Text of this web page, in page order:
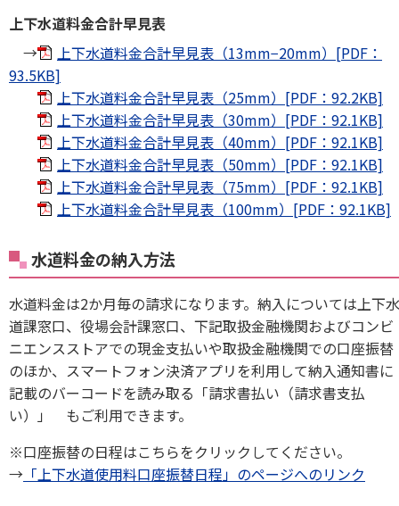
上下水道料金合計早見表
→
上下水道料金合計早見表（13mm−20mm）[PDF：
93.5KB]
上下水道料金合計早見表（25mm）[PDF：92.2KB]
上下水道料金合計早見表（30mm）[PDF：92.1KB]
上下水道料金合計早見表（40mm）[PDF：92.1KB]
上下水道料金合計早見表（50mm）[PDF：92.1KB]
上下水道料金合計早見表（75mm）[PDF：92.1KB]
上下水道料金合計早見表（100mm）[PDF：92.1KB]
水道料金の納入方法
水道料金は2か月毎の請求になります。納入については上下水
道課窓口、役場会計課窓口、下記取扱金融機関およびコンビ
ニエンスストアでの現金支払いや取扱金融機関での口座振替
のほか、スマートフォン決済アプリを利用して納入通知書に
記載のバーコードを読み取る「請求書払い（請求書支払
い）」 もご利用できます。
※口座振替の日程はこちらをクリックしてください。
→ 「上下水道使用料口座振替日程」のページへのリンク